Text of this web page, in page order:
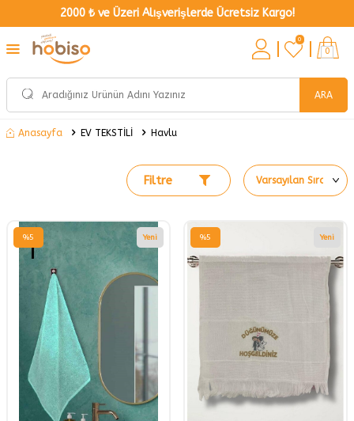
2000 ₺ ve Üzeri Alışverişlerde Ücretsiz Kargo!
ARA
0
0
Anasayfa EV TEKSTİLİ Havlu
Filtre
%5 Yeni %5 Yeni